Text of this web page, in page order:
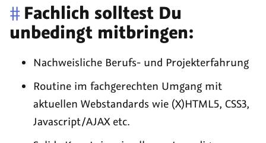
# Fachlich solltest Du
unbedingt mitbringen:
Nachweisliche Berufs- und Projekterfahrung
Routine im fachgerechten Umgang mit
aktuellen Webstandards wie (X)HTML5, CSS3,
Javascript/AJAX etc.